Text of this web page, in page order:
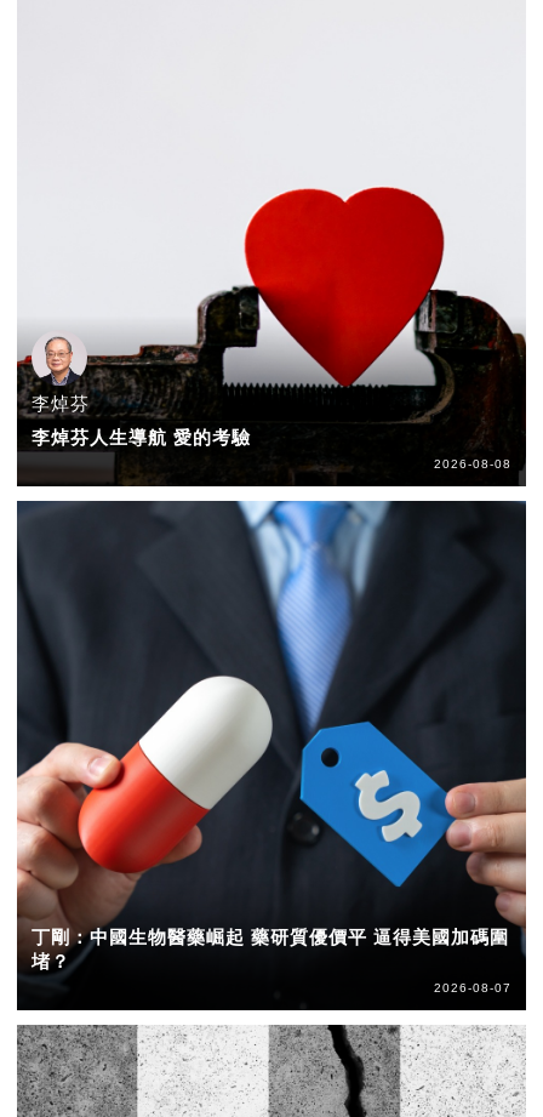
李焯芬
李焯芬人生導航 愛的考驗
2026-08-08
丁剛：中國生物醫藥崛起 藥研質優價平 逼得美國加碼圍
堵？
2026-08-07